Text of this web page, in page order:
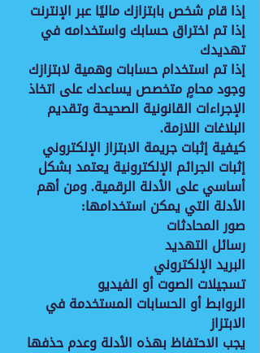
إذا قام شخص بابتزازك ماليًا عبر الإنترنت
إذا تم اختراق حسابك واستخدامه في
تهديدك
إذا تم استخدام حسابات وهمية لابتزازك
وجود محامٍ متخصص يساعدك على اتخاذ
الإجراءات القانونية الصحيحة وتقديم
البلاغات اللازمة.
كيفية إثبات جريمة الابتزاز الإلكتروني
إثبات الجرائم الإلكترونية يعتمد بشكل
أساسي على الأدلة الرقمية. ومن أهم
الأدلة التي يمكن استخدامها:
صور المحادثات
رسائل التهديد
البريد الإلكتروني
تسجيلات الصوت أو الفيديو
الروابط أو الحسابات المستخدمة في
الابتزاز
يجب الاحتفاظ بهذه الأدلة وعدم حذفها